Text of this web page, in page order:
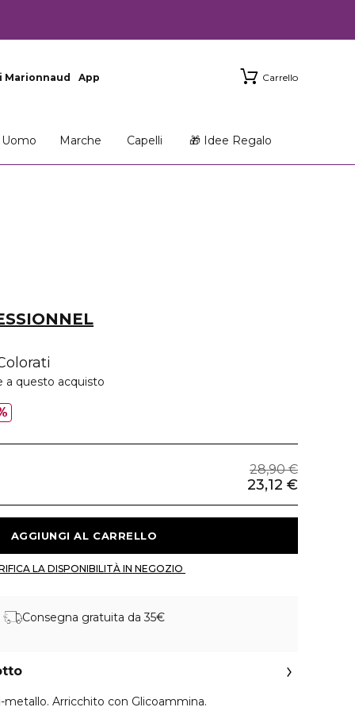
Marionnaud App Carrello
Uomo Marche Capelli 🎁 Idee Regalo
a questo acquisto
28,90 €
23,12 €
Consegna gratuita da 35€
Arricchito con Glicoammina.